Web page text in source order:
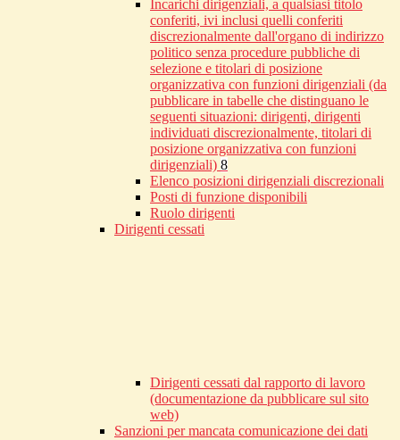
Incarichi dirigenziali, a qualsiasi titolo
conferiti, ivi inclusi quelli conferiti
discrezionalmente dall'organo di indirizzo
politico senza procedure pubbliche di
selezione e titolari di posizione
organizzativa con funzioni dirigenziali (da
pubblicare in tabelle che distinguano le
seguenti situazioni: dirigenti, dirigenti
individuati discrezionalmente, titolari di
posizione organizzativa con funzioni
dirigenziali) 8
Elenco posizioni dirigenziali discrezionali
Posti di funzione disponibili
Ruolo dirigenti
Dirigenti cessati
Dirigenti cessati dal rapporto di lavoro
(documentazione da pubblicare sul sito
web)
Sanzioni per mancata comunicazione dei dati